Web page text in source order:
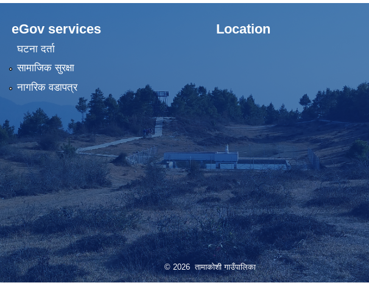
eGov services
घटना दर्ता
सामाजिक सुरक्षा
नागरिक वडापत्र
Location
© 2026 तामाकोशी गाउँपालिका